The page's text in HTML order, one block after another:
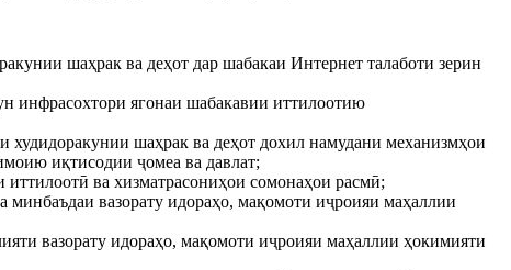
шаҳрак ва деҳот дар шабакаи Интернет талаботи зерин
инфрасохтори ягонаи шабакавии иттилоотию
худидоракунии шаҳрак ва деҳот дохил намудани механизмҳои
иқтисодии ҷомеа ва давлат;
ва хизматрасониҳои сомонаҳои расмӣ;
вазорату идораҳо, мақомоти иҷроияи маҳаллии
вазорату идораҳо, мақомоти иҷроияи маҳаллии ҳокимияти